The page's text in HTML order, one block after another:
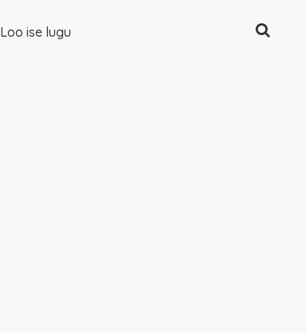
Loo ise lugu
Otsing